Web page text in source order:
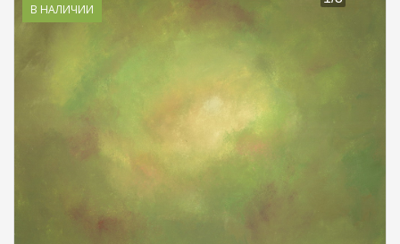
В НАЛИЧИИ